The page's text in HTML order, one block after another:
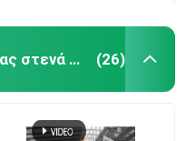
Ελαφριά κλείνω-ενώνοντας στενά μηχανή Πολωνού (26)